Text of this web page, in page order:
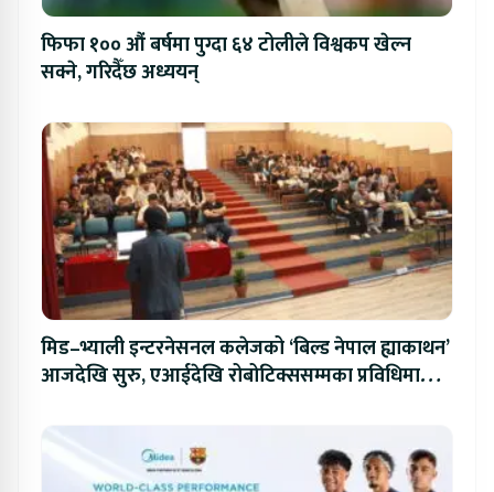
फिफा १०० औं बर्षमा पुग्दा ६४ टोलीले विश्वकप खेल्न
सक्ने, गरिदैँछ अध्ययन्
मिड–भ्याली इन्टरनेसनल कलेजको ‘बिल्ड नेपाल ह्याकाथन’
आजदेखि सुरु, एआईदेखि रोबोटिक्ससम्मका प्रविधिमा